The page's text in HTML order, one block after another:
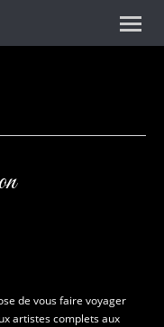
de vous faire voyager
artistes complets aux